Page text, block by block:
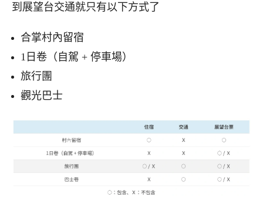
到展望台交通就只有以下方式了
合掌村內留宿
1日卷（自駕 + 停車場）
旅行團
觀光巴士